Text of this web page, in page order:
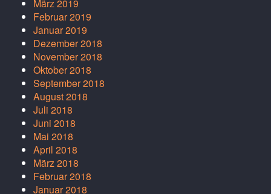
März 2019
Februar 2019
Januar 2019
Dezember 2018
November 2018
Oktober 2018
September 2018
August 2018
Juli 2018
Juni 2018
Mai 2018
April 2018
März 2018
Februar 2018
Januar 2018